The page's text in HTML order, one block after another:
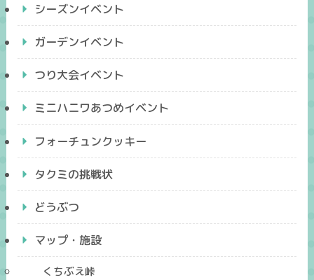
シーズンイベント
ガーデンイベント
つり大会イベント
ミニハニワあつめイベント
フォーチュンクッキー
タクミの挑戦状
どうぶつ
マップ・施設
くちぶえ峠